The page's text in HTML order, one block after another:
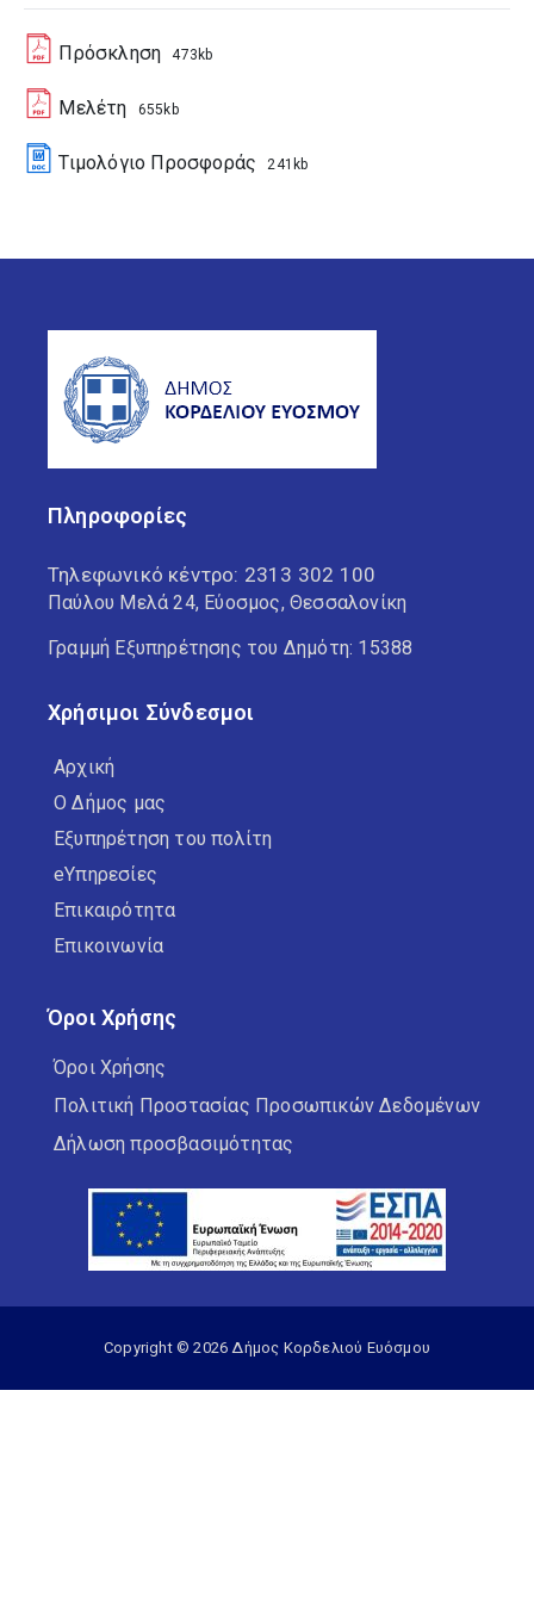
Πρόσκληση 473kb
Μελέτη 655kb
Τιμολόγιο Προσφοράς 241kb
Πληροφορίες
Τηλεφωνικό κέντρο: 2313 302 100
Παύλου Μελά 24, Εύοσμος, Θεσσαλονίκη
Γραμμή Εξυπηρέτησης του Δημότη: 15388
Χρήσιμοι Σύνδεσμοι
Αρχική
Ο Δήμος μας
Εξυπηρέτηση του πολίτη
eΥπηρεσίες
Επικαιρότητα
Επικοινωνία
Όροι Χρήσης
Όροι Χρήσης
Πολιτική Προστασίας Προσωπικών Δεδομένων
Δήλωση προσβασιμότητας
Copyright © 2026 Δήμος Κορδελιού Ευόσμου